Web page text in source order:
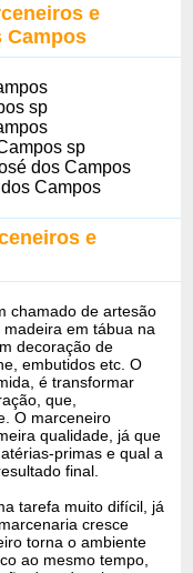
e
Campos
sp
sp
dos Campos
Campos
e
chamado de artesão
em tábua na
decoração de
embutidos etc. O
é transformar
que,
O marceneiro
qualidade, já que
primas e qual a
final.
tarefa muito difícil, já
cresce
torna o ambiente
ao mesmo tempo,